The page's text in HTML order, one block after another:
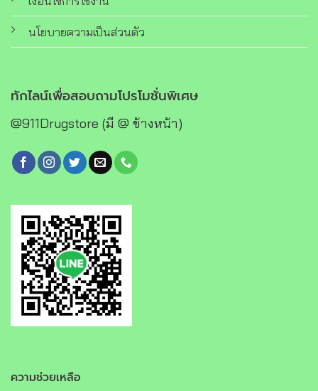
นโยบายความเป็นส่วนตัว
ความช่วยเหลือ
ทักไลน์เพื่อสอบถามโปรโมชั่นพิเศษ
@911Drugstore (มี @ ข้างหน้า)